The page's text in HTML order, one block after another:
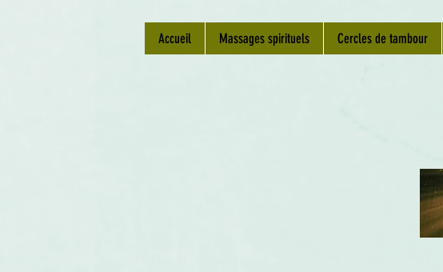
Accueil Massages spirituels Cercles de tambour